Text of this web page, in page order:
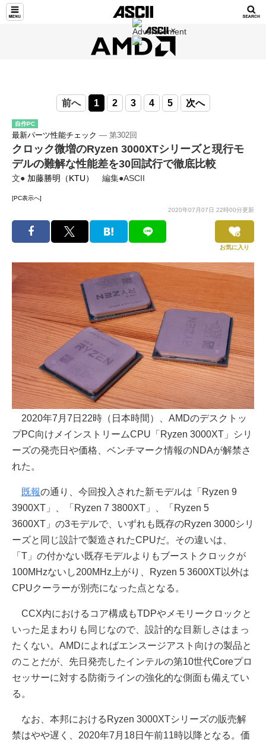
前へ 1 2 3 4 5 次へ
自作PC
最新パーツ性能チェック ― 第302回
クロック微増のRyzen 3000XTシリーズと現行モ
デルの難解な性能差を30回試行で徹底比較
文● 加藤勝明（KTU） 編集●ASCII
[PC表示へ]
2020年07月07日 22時00分更新
お気に入り
2020年7月7日22時（日本時間）、AMDのデスクトッ
プPC向けメインストリームCPU「Ryzen 3000XT」シリ
ーズの発売日や価格、ベンチマーク情報のNDAが解禁さ
れた。
既報の通り、今回投入された新モデルは「Ryzen 9
3900XT」、「Ryzen 7 3800XT」、「Ryzen 5
3600XT」の3モデルで、いずれも既存のRyzen 3000シリ
ーズと同じ設計で製造されたCPUだ。その違いは、
「T」の付かない既存モデルよりもブーストクロックが
100MHzないし200MHz上がり、Ryzen 5 3600XT以外は
CPUクーラーが別売になった点となる。
CCX内におけるコア構成もTDPやメモリークロックと
いった足まわりも同じなので、設計的な目新しさはまっ
たくない。AMDによればエンスージアスト向けの製品と
のことだが、先日発売したインテルの第10世代Coreプロ
セッサーに対する防衛ラインの強化的な側面も備えてい
る。
なお、本邦におけるRyzen 3000XTシリーズの販売解
禁はやや遅く、2020年7月18日午前11時以降となる。価